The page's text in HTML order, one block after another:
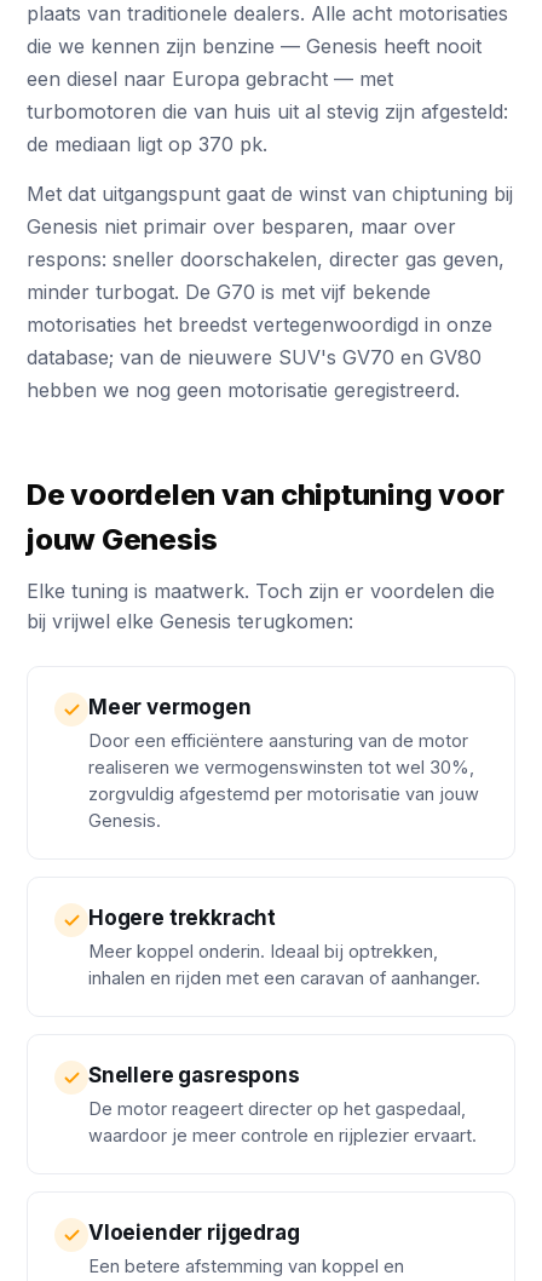
plaats van traditionele dealers. Alle acht motorisaties
die we kennen zijn benzine — Genesis heeft nooit
een diesel naar Europa gebracht — met
turbomotoren die van huis uit al stevig zijn afgesteld:
de mediaan ligt op 370 pk.
Met dat uitgangspunt gaat de winst van chiptuning bij
Genesis niet primair over besparen, maar over
respons: sneller doorschakelen, directer gas geven,
minder turbogat. De G70 is met vijf bekende
motorisaties het breedst vertegenwoordigd in onze
database; van de nieuwere SUV's GV70 en GV80
hebben we nog geen motorisatie geregistreerd.
De voordelen van chiptuning voor
jouw Genesis
Elke tuning is maatwerk. Toch zijn er voordelen die
bij vrijwel elke Genesis terugkomen:
Meer vermogen
Door een efficiëntere aansturing van de motor
realiseren we vermogenswinsten tot wel 30%,
zorgvuldig afgestemd per motorisatie van jouw
Genesis.
Hogere trekkracht
Meer koppel onderin. Ideaal bij optrekken,
inhalen en rijden met een caravan of aanhanger.
Snellere gasrespons
De motor reageert directer op het gaspedaal,
waardoor je meer controle en rijplezier ervaart.
Vloeiender rijgedrag
Een betere afstemming van koppel en